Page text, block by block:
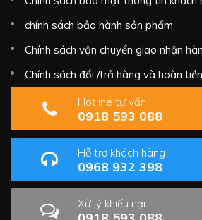
chính sách bảo hành sản phẩm
Chính sách vận chuyển giao nhận
Chính sách đổi /trả hàng và hoàn tiền
Hotline tư vấn
0918 593 088
Hỗ trợ khách hàng
0968 932 398
Xử lý khiếu nại